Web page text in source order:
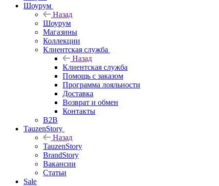
Шоурум
Назад
Шоурум
Магазины
Коллекции
Клиентская служба
Назад
Клиентская служба
Помощь с заказом
Программа лояльности
Доставка
Возврат и обмен
Контакты
B2B
TauzenStory
Назад
TauzenStory
BrandStory
Вакансии
Статьи
Sale